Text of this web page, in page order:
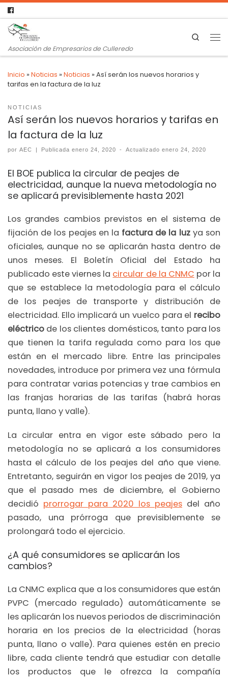
Asociación de Empresarios de Culleredo
Search
Inicio »Noticias »Noticias »Así serán los nuevos horarios y
tarifas en la factura de la luz
NOTICIAS
Así serán los nuevos horarios y tarifas en
la factura de la luz
por AEC | Publicadaenero 24, 2020 - Actualizadoenero 24, 2020
El BOE publica la circular de peajes de
electricidad, aunque la nueva metodología no
se aplicará previsiblemente hasta 2021
Los grandes cambios previstos en el sistema de
fijación de los peajes en la factura de la luzya son
oficiales, aunque no se aplicarán hasta dentro de
unos meses. El Boletín Oficial del Estado ha
publicado este viernes la circular de la CNMC por la
que se establece la metodología para el cálculo
de los peajes de transporte y distribución de
electricidad. Ello implicará un vuelco para el recibo
eléctrico de los clientes domésticos, tanto para los
que tienen la tarifa regulada como para los que
están en el mercado libre. Entre las principales
novedades, introduce por primera vez una fórmula
para contratar varias potencias y trae cambios en
las franjas horarias de las tarifas (habrá horas
punta, llano y valle).
La circular entra en vigor este sábado pero la
metodología no se aplicará a los consumidores
hasta el cálculo de los peajes del año que viene.
Entretanto, seguirán en vigor los peajes de 2019, ya
que el pasado mes de diciembre, el Gobierno
decidió prorrogar para 2020 los peajes del año
pasado, una prórroga que previsiblemente se
prolongará todo el ejercicio.
¿A qué consumidores se aplicarán los
cambios?
La CNMC explica que a los consumidores que están
PVPC (mercado regulado) automáticamente se
les aplicarán los nuevos periodos de discriminación
horaria en los precios de la electricidad (horas
punta, llano o valle). Para quienes estén en precio
libre, cada cliente tendrá que estudiar con detalle
los productos que le ofrezca la compañía